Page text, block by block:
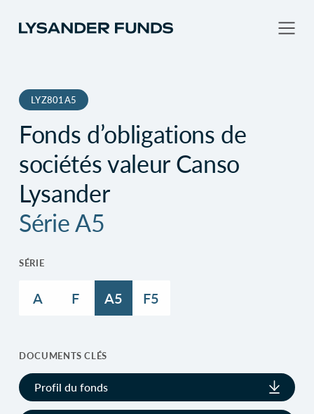
LYZ801A5
Fonds d’obligations de
sociétés valeur Canso
Lysander
Série A5
SÉRIE
A F A5 F5
DOCUMENTS CLÉS
Profil du fonds